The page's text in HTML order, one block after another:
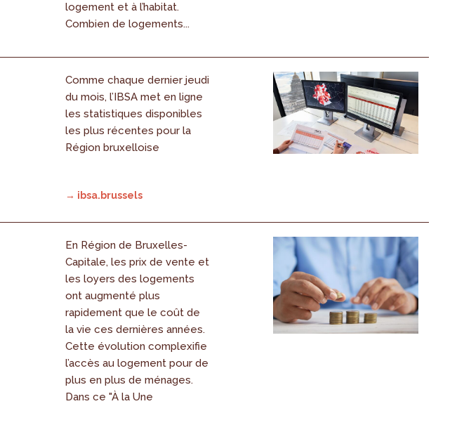
logement et à l’habitat.
Combien de logements...
Comme chaque dernier jeudi
du mois, l’IBSA met en ligne
les statistiques disponibles
les plus récentes pour la
Région bruxelloise
→ ibsa.brussels
En Région de Bruxelles-
Capitale, les prix de vente et
les loyers des logements
ont augmenté plus
rapidement que le coût de
la vie ces dernières années.
Cette évolution complexifie
l’accès au logement pour de
plus en plus de ménages.
Dans ce "À la Une